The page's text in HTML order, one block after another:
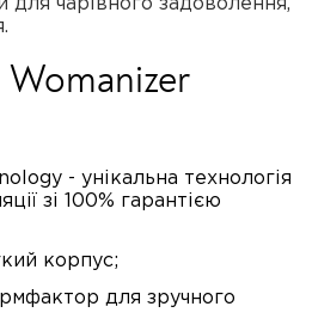
Womanizer
- унікальна технологія
зі 100% гарантією
корпус;
для зручного